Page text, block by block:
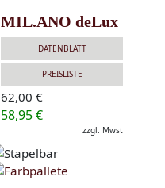
MIL.ANO deLux
DATENBLATT
PREISLISTE
62,00 €
58,95 €
zzgl. Mwst